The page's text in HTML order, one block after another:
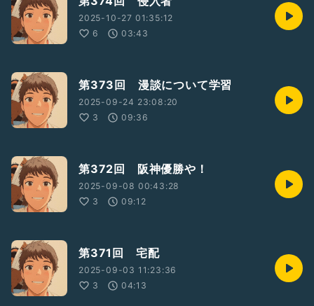
2025-10-27 01:35:12
6
03:43
第373回 漫談について学習
2025-09-24 23:08:20
3
09:36
第372回 阪神優勝や！
2025-09-08 00:43:28
3
09:12
第371回 宅配
2025-09-03 11:23:36
3
04:13